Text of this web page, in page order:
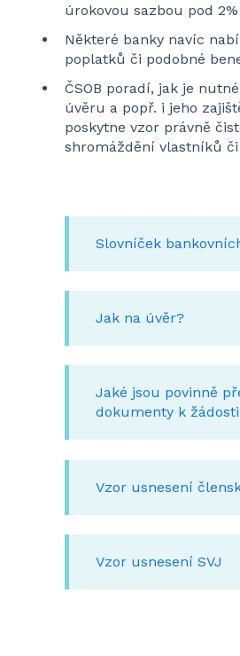
úrokovou sazbou pod 2%
Některé banky navíc
poplatků či podobné
ČSOB poradí, jak je
úvěru a popř. i jeho
poskytne vzor právně
shromáždění vlastníků
Slovníček
Jak na úvěr?
Jaké jsou povinně
dokumenty k
Vzor usnesení
Vzor usnesení SVJ